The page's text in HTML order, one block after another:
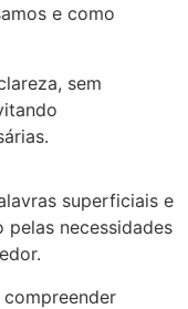
e como
sem
superficiais e
pelas necessidades